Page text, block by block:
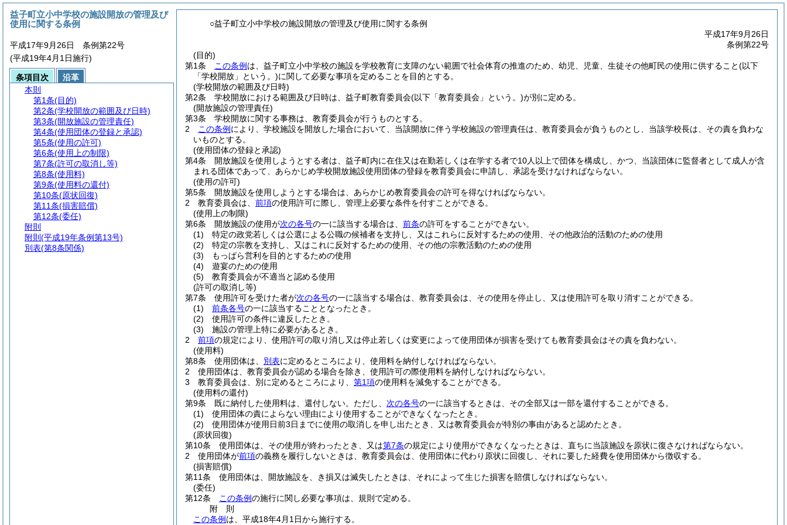
○益子町立小中学校の施設開放の管理及び使用に関する条例
平成17年9月26日
条例第22号
(目的)
第1条
この条例 は、益子町立小中学校の施設を学校教育に支障のない範囲で社会体育の推進のため、幼児、児童、生徒その他町民の使用に供すること(以下
「学校開放」という。)に関して必要な事項を定めることを目的とする。
(学校開放の範囲及び日時)
第2条
学校開放における範囲及び日時は、益子町教育委員会(以下「教育委員会」という。)が別に定める。
(開放施設の管理責任)
第3条
学校開放に関する事務は、教育委員会が行うものとする。
2
この条例 により、学校施設を開放した場合において、当該開放に伴う学校施設の管理責任は、教育委員会が負うものとし、当該学校長は、その責を負わな
いものとする。
(使用団体の登録と承認)
第4条
開放施設を使用しようとする者は、益子町内に在住又は在勤若しくは在学する者で10人以上で団体を構成し、かつ、当該団体に監督者として成人が含
まれる団体であって、あらかじめ学校開放施設使用団体の登録を教育委員会に申請し、承認を受けなければならない。
(使用の許可)
第5条
開放施設を使用しようとする場合は、あらかじめ教育委員会の許可を得なければならない。
2
教育委員会は、 前項の使用許可に際し、管理上必要な条件を付すことができる。
(使用上の制限)
第6条
開放施設の使用が次の各号の一に該当する場合は、 前条の許可をすることができない。
(1)
特定の政党若しくは公選による公職の候補者を支持し、又はこれらに反対するための使用、その他政治的活動のための使用
(2)
特定の宗教を支持し、又はこれに反対するための使用、その他の宗教活動のための使用
(3)
もっぱら営利を目的とするための使用
(4)
遊宴のための使用
(5)
教育委員会が不適当と認める使用
(許可の取消し等)
第7条
使用許可を受けた者が次の各号の一に該当する場合は、教育委員会は、その使用を停止し、又は使用許可を取り消すことができる。
(1)
前条各号の一に該当することとなったとき。
(2)
使用許可の条件に違反したとき。
(3)
施設の管理上特に必要があるとき。
2
前項の規定により、使用許可の取り消し又は停止若しくは変更によって使用団体が損害を受けても教育委員会はその責を負わない。
(使用料)
第8条
使用団体は、 別表に定めるところにより、使用料を納付しなければならない。
2
使用団体は、教育委員会が認める場合を除き、使用許可の際使用料を納付しなければならない。
3
教育委員会は、別に定めるところにより、 第1項の使用料を減免することができる。
(使用料の還付)
第9条
既に納付した使用料は、還付しない。 ただし、 次の各号の一に該当するときは、その全部又は一部を還付することができる。
(1)
使用団体の責によらない理由により使用することができなくなったとき。
(2)
使用団体が使用日前3日までに使用の取消しを申し出たとき、又は教育委員会が特別の事由があると認めたとき。
(原状回復)
第10条
使用団体は、その使用が終わったとき、又は第7条の規定により使用ができなくなったときは、直ちに当該施設を原状に復さなければならない。
2
使用団体が前項の義務を履行しないときは、教育委員会は、使用団体に代わり原状に回復し、それに要した経費を使用団体から徴収する。
(損害賠償)
第11条
使用団体は、開放施設を、き損又は滅失したときは、それによって生じた損害を賠償しなければならない。
(委任)
第12条
この条例の施行に関し必要な事項は、規則で定める。
附 則
この条例 は、平成18年4月1日から施行する。
益子町立小中学校の施設開放の管理及び
使用に関する条例
平成17年9月26日 条例第22号
(平成19年4月1日施行)
条項目次
沿革
本則
第1条(目的)
第2条(学校開放の範囲及び日時)
第3条(開放施設の管理責任)
第4条(使用団体の登録と承認)
第5条(使用の許可)
第6条(使用上の制限)
第7条(許可の取消し等)
第8条(使用料)
第9条(使用料の還付)
第10条(原状回復)
第11条(損害賠償)
第12条(委任)
附則
附則 (平成19年条例第13号)
別表(第8条関係)